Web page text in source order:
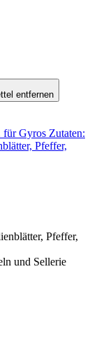
entfernen
für Gyros Zutaten:
Pfeffer,
Pfeffer,
und Sellerie